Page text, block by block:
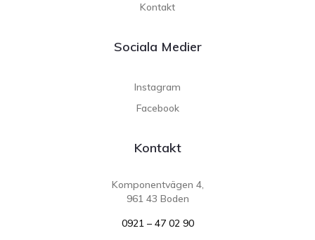
Kontakt
Sociala Medier
Instagram
Facebook
Kontakt
Komponentvägen 4,
961 43 Boden
0921 – 47 02 90